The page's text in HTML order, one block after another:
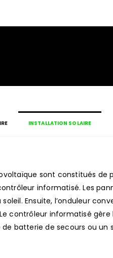
INSTALLATION SOLAIRE
sont constitués de
informatisé. Les
Ensuite, l’onduleur
contrôleur informatisé
batterie de secours ou